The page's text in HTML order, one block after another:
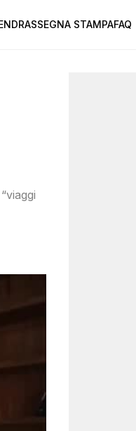
RASSEGNA STAMPAFAQ